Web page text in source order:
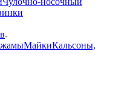
МайкиКальсоны,